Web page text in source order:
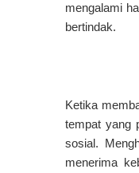
mengalami
bertindak.
Ketika
tempat yang
sosial.
menerima